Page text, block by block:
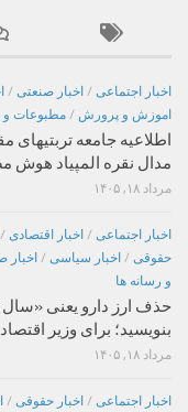
اخبار اجتماعی / اخبار صنعتی /
اموزش و پرورش / مطبوعات و
اطلاعیه جامعه
مدال نقره المپیاد
مرداد ۱۸, ۱۴۰۵
اخبار اجتماعی / اخبار اقتصادی /
حقوقی / اخبار سیاسی / اخبار
و رسانه ها
حذف ارز دارو یعنی «سال
بنویسید؛ برای وزیر
مرداد ۱۸, ۱۴۰۵
اخبار اجتماعی / اخبار حقوقی /